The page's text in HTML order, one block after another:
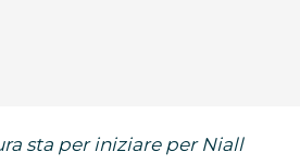
sta per iniziare per Niall